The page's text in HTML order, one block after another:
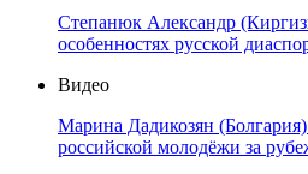
Степанюк Александр
особенностях русской
Видео
Марина Дадикозян
российской молодёжи за